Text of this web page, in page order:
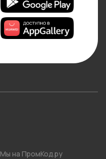
Мы на ПромКод.ру